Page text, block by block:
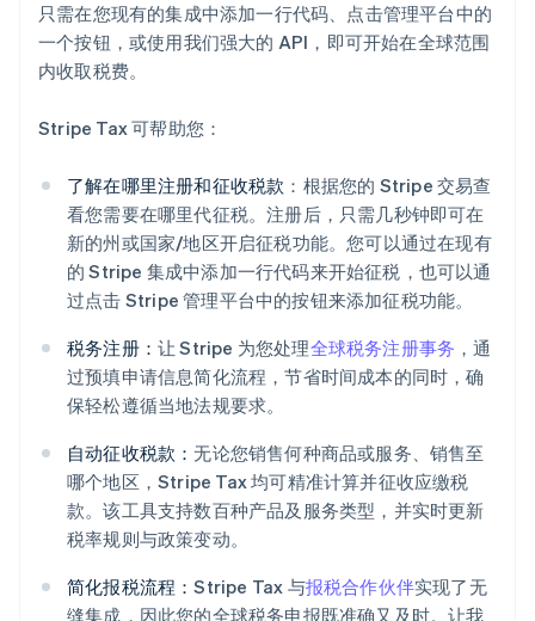
只需在您现有的集成中添加一行代码、点击管理平台中的
一个按钮，或使用我们强大的 API，即可开始在全球范围
内收取税费。
Stripe Tax 可帮助您：
了解在哪里注册和征收税款 ：根据您的 Stripe 交易查
看您需要在哪里代征税。注册后，只需几秒钟即可在
新的州或国家/地区开启征税功能。您可以通过在现有
的 Stripe 集成中添加一行代码来开始征税，也可以通
过点击 Stripe 管理平台中的按钮来添加征税功能。
税务注册： 让 Stripe 为您处理全球税务注册事务 ，通
过预填申请信息简化流程，节省时间成本的同时，确
保轻松遵循当地法规要求。
自动征收税款：无论您销售何种商品或服务、销售至
哪个地区，Stripe Tax 均可精准计算并征收应缴税
款。该工具支持数百种产品及服务类型，并实时更新
税率规则与政策变动。
简化报税流程：Stripe Tax 与报税合作伙伴实现了无
缝集成，因此您的全球税务申报既准确又及时。让我
阿联酋
English
爱尔兰
English
English
奥地利